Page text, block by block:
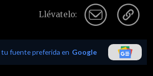
Llévatelo:
fuente preferida en Google